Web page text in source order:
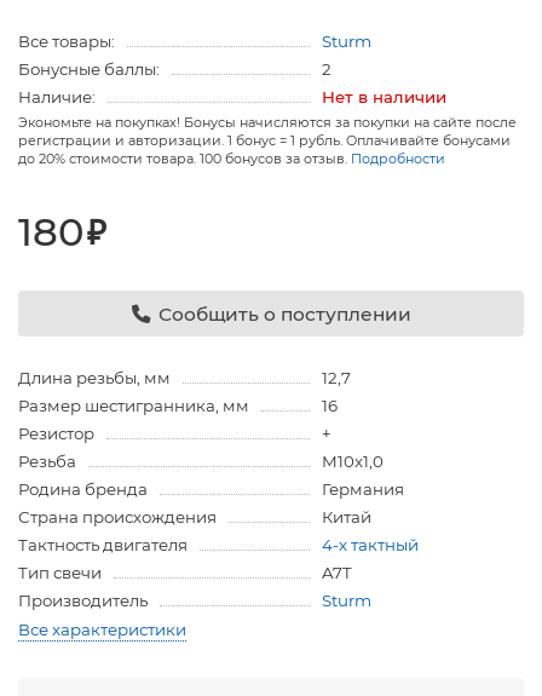
Все товары:
Sturm
Бонусные баллы:
2
Наличие:
Нет в наличии
Экономьте на покупках! Бонусы начисляются за покупки на сайте после
регистрации и авторизации. 1 бонус = 1 рубль. Оплачивайте бонусами
до 20% стоимости товара. 100 бонусов за отзыв. Подробности
180₽
Сообщить о поступлении
Длина резьбы, мм
12,7
Размер шестигранника, мм
16
Резистор
+
Резьба
M10x1,0
Родина бренда
Германия
Страна происхождения
Китай
Тактность двигателя
4-х тактный
Тип свечи
A7T
Производитель
Sturm
Все характеристики